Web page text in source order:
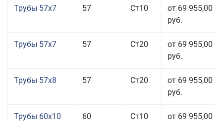
Трубы 57x7 57 Ст10
от 69 955,00
руб.
Трубы 57x7 57 Ст20
от 69 955,00
руб.
Трубы 57x8 57 Ст20
от 69 955,00
руб.
Трубы 60x10 60 Ст10
от 69 955,00